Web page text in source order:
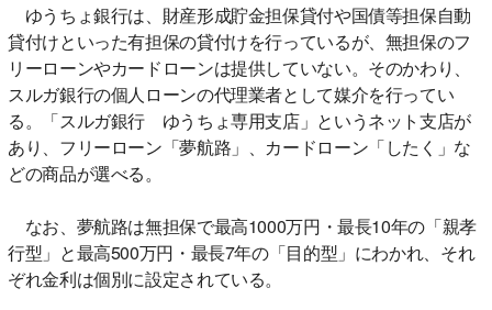
ゆうちょ銀行は、財産形成貯金担保貸付や国債等担保自動
貸付けといった有担保の貸付けを行っているが、無担保のフ
リーローンやカードローンは提供していない。そのかわり、
スルガ銀行の個人ローンの代理業者として媒介を行ってい
る。「スルガ銀行 ゆうちょ専用支店」というネット支店が
あり、フリーローン「夢航路」、カードローン「したく」な
どの商品が選べる。
なお、夢航路は無担保で最高1000万円・最長10年の「親孝
行型」と最高500万円・最長7年の「目的型」にわかれ、それ
ぞれ金利は個別に設定されている。